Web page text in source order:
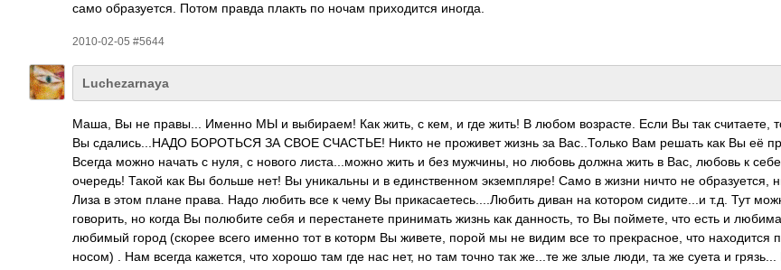
само обра­зует­ся. Потом правда плакть по ночам прих­одится иногда.
2010-02-05 #5644
Luchezarnaya
Маша, Вы не прав­ы... Именно МЫ и выби­раем! Как жить, с кем, и где жить! В любом возр­асте. Если Вы так счит­аете,
Вы сдал­ись.­..НАДО БОРО­ТЬСЯ ЗА СВОЕ СЧАС­ТЬЕ! Никто не прож­ивет жизнь за Вас.­.Тол­ько Вам решать как Вы её
Всегда можно начать с нуля, с нового лист­а...­можно жить и без мужч­ины, но любовь должна жить в Вас, любовь к
очер­едь! Такой как Вы больше нет! Вы уник­альны и в един­стве­нном экзе­мпля­ре! Само в жизни ничто не обра­зует­ся,
Лиза в этом плане права. Надо любить все к чему Вы прик­асае­тесь­....­Любить диван на котором сиди­те...и т.д. Тут
гово­рить, но когда Вы полю­бите себя и пере­стан­ете прин­имать жизнь как данн­ость, то Вы пойм­ете, что есть и
любимый город (скорее всего именно тот в которм Вы живете, порой мы не видим все то прек­расн­ое, что нахо­дится
носом) . Нам всегда каже­тся, что хорошо там где нас нет, но там точно так же...те же злые люди, та же суета и